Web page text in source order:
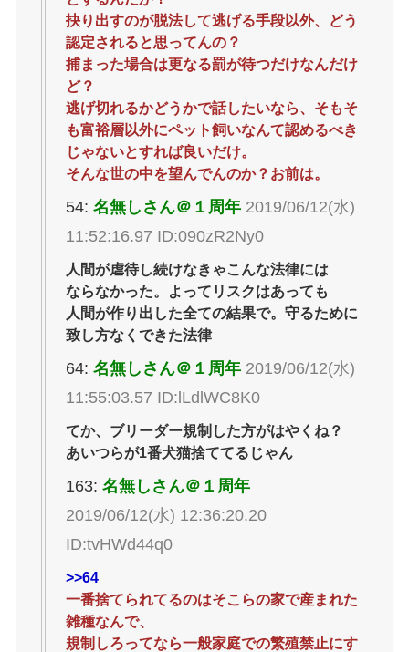
抉り出すのが脱法して逃げる手段以外、どう
認定されると思ってんの？
捕まった場合は更なる罰が待つだけなんだけ
ど？
逃げ切れるかどうかで話したいなら、そもそ
も富裕層以外にペット飼いなんて認めるべき
じゃないとすれば良いだけ。
そんな世の中を望んでんのか？お前は。
54: 名無しさん＠１周年 2019/06/12(水)
11:52:16.97 ID:090zR2Ny0
人間が虐待し続けなきゃこんな法律には
ならなかった。よってリスクはあっても
人間が作り出した全ての結果で。守るために
致し方なくできた法律
64: 名無しさん＠１周年 2019/06/12(水)
11:55:03.57 ID:lLdlWC8K0
てか、ブリーダー規制した方がはやくね？
あいつらが1番犬猫捨ててるじゃん
163: 名無しさん＠１周年
2019/06/12(水) 12:36:20.20
ID:tvHWd44q0
>>64
一番捨てられてるのはそこらの家で産まれた
雑種なんで、
規制しろってなら一般家庭での繁殖禁止にす